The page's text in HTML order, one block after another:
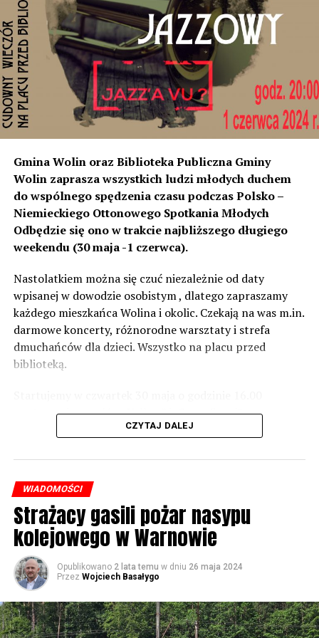
miejscowości od strony Świnoujścia, czyli tam
rozumiemy, że natężenie dźwięku wystarczyło do ich
instalacji, to na tym odcinku generują dokładnie ten sam
poziom dźwięku co tam. Sprawdzałyśmy, że odległość
naszych nieruchomości od drogi jest taka sama, a nawet
w stosunku do niektórych mniejsza niż tych, które są na
początku miejscowości chronione ekranami – mówi
Jolanta Podhajska.
Przedstawiciel GDDKiA mówi, że po roku od oddania
inwestycji będzie przeprowadzona ponowna analiza
hałasu, jeśli decybeli będzie więcej niż sądzono –
wówczas ekrany zostaną zamontowane.
– Jeżeli wyjdzie na to, że są przekroczone normy, to
zabezpieczeń. Dopóki nie będzie tych przekroczonych
norm dopuszczalnego hałasu, no to nie możemy nic
zrobić. Tam są odpowiednie normy – 61 i 56 decybeli –
zaznacza.
Foto: Wojciech Basałygo
Gmina Wolin oraz Biblioteka Publiczna Gminy
Wolin zaprasza wszystkich ludzi młodych duchem
do wspólnego spędzenia czasu podczas Polsko –
Niemieckiego Ottonowego Spotkania Młodych
Odbędzie się ono w trakcie najbliższego długiego
weekendu (30 maja -1 czerwca).
Nastolatkiem można się czuć niezależnie od daty
wpisanej w dowodzie osobistym , dlatego zapraszamy
każdego mieszkańca Wolina i okolic. Czekają na was m.in.
darmowe koncerty, różnorodne warsztaty i strefa
dmuchańców dla dzieci. Wszystko na placu przed
biblioteką.
występami zespołów „Yellow” i „Specyficzni”.
CZYTAJ DALEJ
WIADOMOŚCI
Strażacy gasili pożar nasypu
kolejowego w Warnowie
Opublikowano 2 lata temu w dniu 26 maja 2024
Przez Wojciech Basałygo